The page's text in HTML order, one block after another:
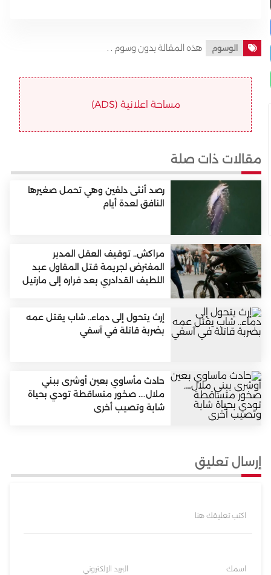
الوسوم هذه المقالة بدون وسوم . .
مساحة اعلانية (ADS)
مقالات ذات صلة
رصد أنثى دلفين وهي تحمل صغيرها
النافق لعدة أيام
مراكش.. توقيف العقل المدبر
المفترض لجريمة قتل المقاول عبد
اللطيف القدادري بعد فراره إلى مارتيل
إرث يتحول إلى دماء.. شاب يقتل عمه
بضربة قاتلة في آسفي
حادث مأساوي بعين أوشرى ببني
ملال…. صخور متساقطة تودي بحياة
شابة وتصيب أخرى
إرسال تعليق
اكتب تعليقك هنا
اسمك البريد الإلكتروني